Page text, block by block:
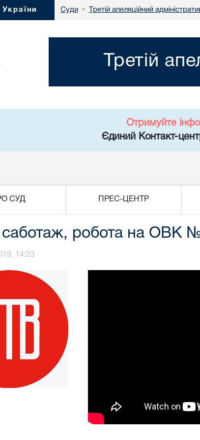
Суди • Третій апеляційний
Третій
Отримуйте
Єдиний Контакт-
СУД ПРЕС-ЦЕНТР
саботаж, робота на ОВК
14:23